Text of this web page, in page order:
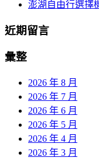
澎湖自由行選擇
近期留言
彙整
2026 年 8 月
2026 年 7 月
2026 年 6 月
2026 年 5 月
2026 年 4 月
2026 年 3 月